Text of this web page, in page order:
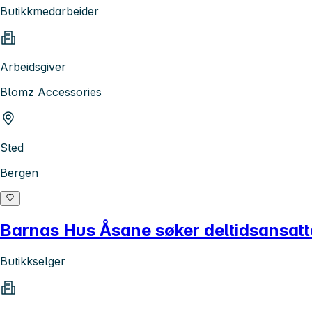
Butikkmedarbeider
Arbeidsgiver
Blomz Accessories
Sted
Bergen
Barnas Hus Åsane søker
Butikkselger